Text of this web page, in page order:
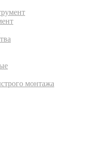
монтажа